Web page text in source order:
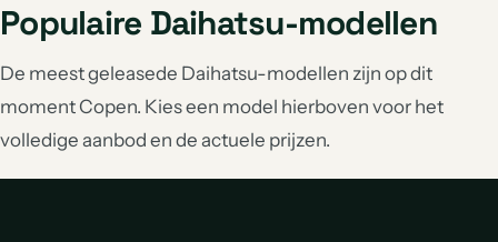
Populaire Daihatsu-modellen
De meest geleasede Daihatsu-modellen zijn op dit
moment Copen. Kies een model hierboven voor het
volledige aanbod en de actuele prijzen.